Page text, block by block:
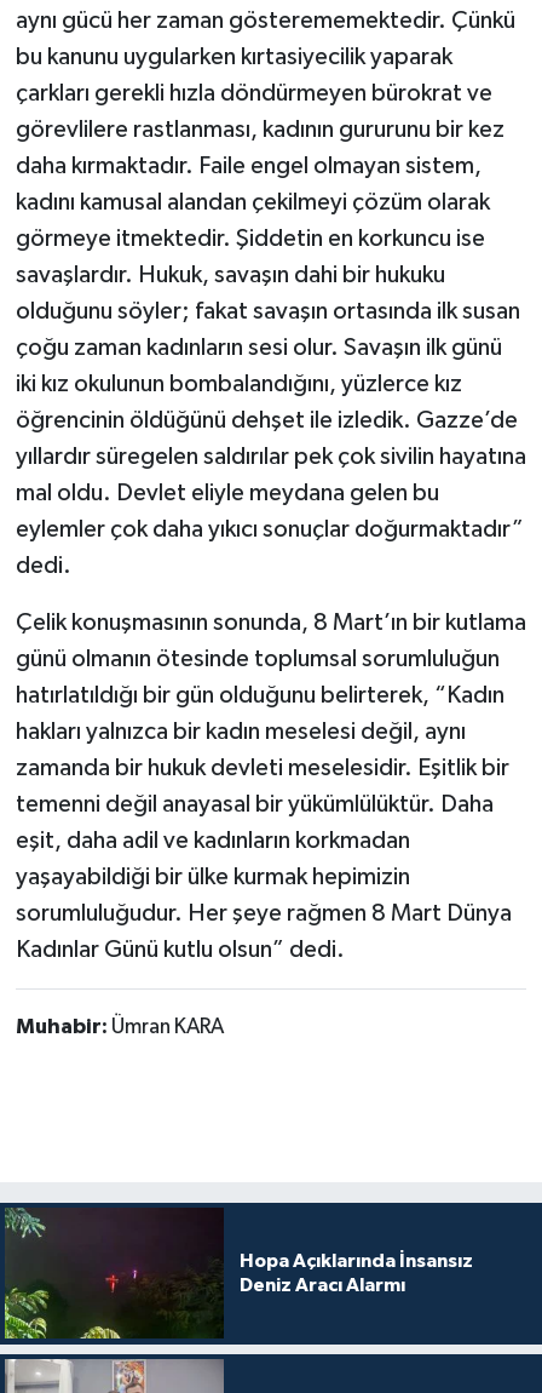
aynı gücü her zaman gösterememektedir. Çünkü
bu kanunu uygularken kırtasiyecilik yaparak
çarkları gerekli hızla döndürmeyen bürokrat ve
görevlilere rastlanması, kadının gururunu bir kez
daha kırmaktadır. Faile engel olmayan sistem,
kadını kamusal alandan çekilmeyi çözüm olarak
görmeye itmektedir. Şiddetin en korkuncu ise
savaşlardır. Hukuk, savaşın dahi bir hukuku
olduğunu söyler; fakat savaşın ortasında ilk susan
çoğu zaman kadınların sesi olur. Savaşın ilk günü
iki kız okulunun bombalandığını, yüzlerce kız
öğrencinin öldüğünü dehşet ile izledik. Gazze’de
yıllardır süregelen saldırılar pek çok sivilin hayatına
mal oldu. Devlet eliyle meydana gelen bu
eylemler çok daha yıkıcı sonuçlar doğurmaktadır”
dedi.
Çelik konuşmasının sonunda, 8 Mart’ın bir kutlama
günü olmanın ötesinde toplumsal sorumluluğun
hatırlatıldığı bir gün olduğunu belirterek, “Kadın
hakları yalnızca bir kadın meselesi değil, aynı
zamanda bir hukuk devleti meselesidir. Eşitlik bir
temenni değil anayasal bir yükümlülüktür. Daha
eşit, daha adil ve kadınların korkmadan
yaşayabildiği bir ülke kurmak hepimizin
sorumluluğudur. Her şeye rağmen 8 Mart Dünya
Kadınlar Günü kutlu olsun” dedi.
Muhabir: Ümran KARA
Hopa Açıklarında İnsansız
Deniz Aracı Alarmı